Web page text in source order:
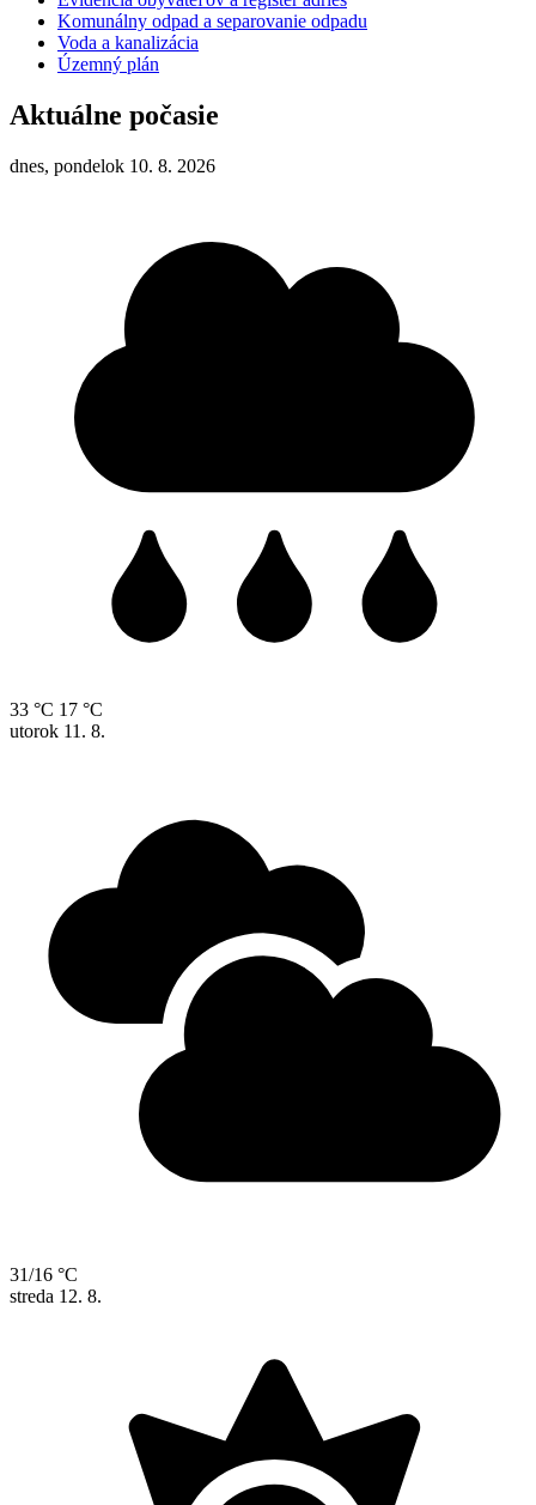
Komunálny odpad a separovanie odpadu
Voda a kanalizácia
Územný plán
Aktuálne počasie
dnes, pondelok 10. 8. 2026
33 °C 17 °C
utorok 11. 8.
31/16 °C
streda 12. 8.